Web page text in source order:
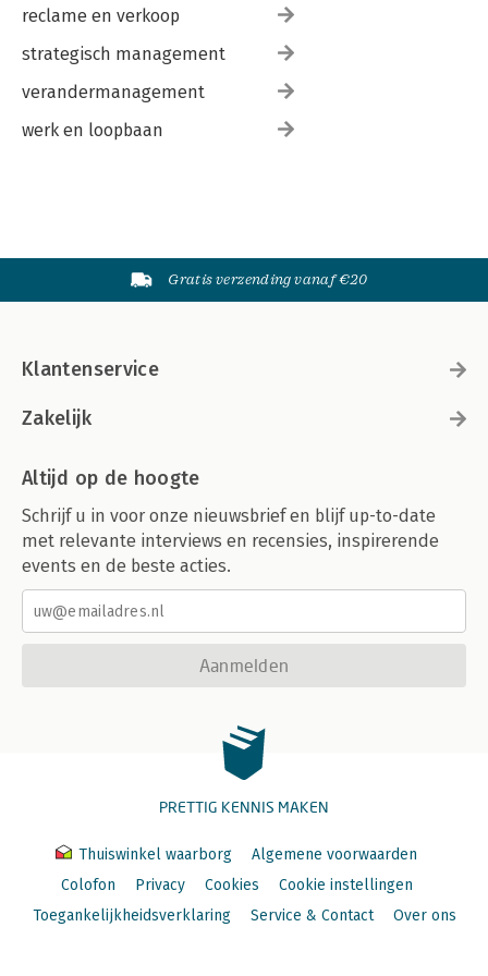
reclame en verkoop
strategisch management
verandermanagement
werk en loopbaan
Gratis verzending vanaf €20
Klantenservice
Zakelijk
Altijd op de hoogte
Schrijf u in voor onze nieuwsbrief en blijf up-to-date
met relevante interviews en recensies, inspirerende
events en de beste acties.
Aanmelden
PRETTIG KENNIS MAKEN
Thuiswinkel waarborg
Algemene voorwaarden
Colofon
Privacy Cookies
Cookie instellingen
Toegankelijkheidsverklaring
Service & Contact Over ons